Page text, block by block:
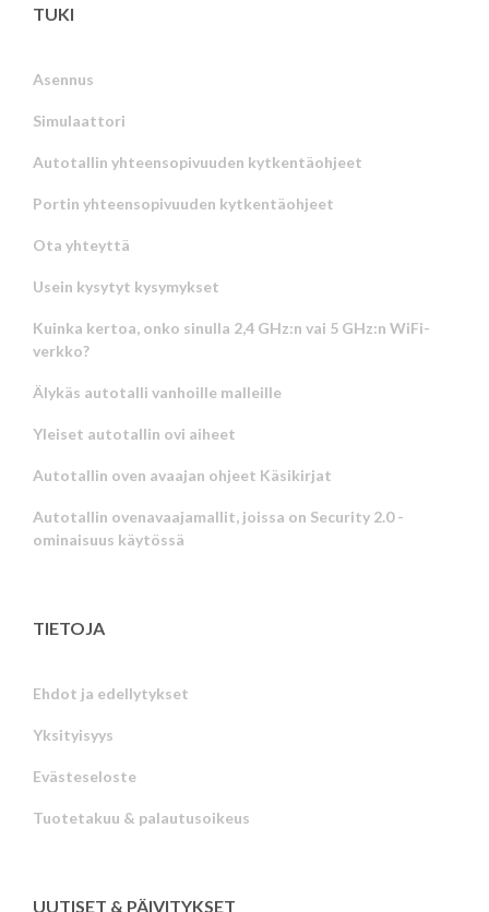
TUKI
Asennus
Simulaattori
Autotallin yhteensopivuuden kytkentäohjeet
Portin yhteensopivuuden kytkentäohjeet
Ota yhteyttä
Usein kysytyt kysymykset
Kuinka kertoa, onko sinulla 2,4 GHz:n vai 5 GHz:n WiFi-
verkko?
Älykäs autotalli vanhoille malleille
Yleiset autotallin ovi aiheet
Autotallin oven avaajan ohjeet Käsikirjat
Autotallin ovenavaajamallit, joissa on Security 2.0 -
ominaisuus käytössä
TIETOJA
Ehdot ja edellytykset
Yksityisyys
Evästeseloste
Tuotetakuu & palautusoikeus
UUTISET & PÄIVITYKSET